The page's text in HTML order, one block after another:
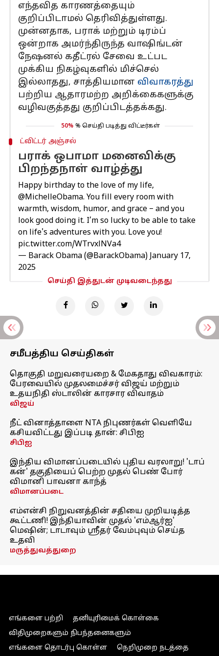
எந்தவித காரணத்தையும்
குறிப்பிடாமல் தெரிவித்துள்ளது.
முன்னதாக, பராக் மற்றும் டிரம்ப்
ஒன்றாக அமர்ந்திருந்த வாஷிங்டன்
நேஷனல் கதீட்ரல் சேவை உட்பட
முக்கிய நிகழ்வுகளில் மிச்செல்
இல்லாதது, சாத்தியமான விவாகரத்து
பற்றிய ஆதாரமற்ற அறிக்கைகளுக்கு
வழிவகுத்தது குறிப்பிடத்தக்கது.
50% % செய்தி படித்து விட்டீர்கள்
ட்விட்டர் அஞ்சல்
பராக் ஒபாமா மனைவிக்கு
பிறந்தநாள் வாழ்த்து
Happy birthday to the love of my life,
@MichelleObama. You fill every room with
warmth, wisdom, humor, and grace – and you
look good doing it. I’m so lucky to be able to take
on life's adventures with you. Love you!
pic.twitter.com/WTrvxlNVa4
— Barack Obama (@BarackObama) January 17,
2025
செய்தி இத்துடன் முடிவடைந்தது
சமீபத்திய செய்திகள்
தொகுதி மறுவரையறை & மேகதாது விவகாரம்:
பேரவையில் முதலமைச்சர் விஜய் மற்றும்
உதயநிதி ஸ்டாலின் காரசார விவாதம்
விஜய்
நீட் வினாத்தாளை NTA நிபுணர்கள் வெளியே
கசியவிட்டது இப்படி தான்: சிபிஐ
சிபிஐ
இந்திய விமானப்படையில் புதிய வரலாறு! 'டாப்
கன்' தகுதியைப் பெற்ற முதல் பெண் போர்
விமானி பாவனா காந்த்
விமானப்படை
எம்என்சி நிறுவனத்தின் சதியை முறியடித்த
கூட்டணி! இந்தியாவின் முதல் 'எம்ஆர்ஐ'
மெஷின்; டாடாவும் ஸ்ரீதர் வேம்புவும் செய்த
உதவி
மருத்துவத்துறை
எங்களை பற்றி
தனியுரிமைக் கொள்கை
விதிமுறைகளும் நிபந்தனைகளும்
எங்களை தொடர்பு கொள்ள
நெறிமுறை நடத்தை